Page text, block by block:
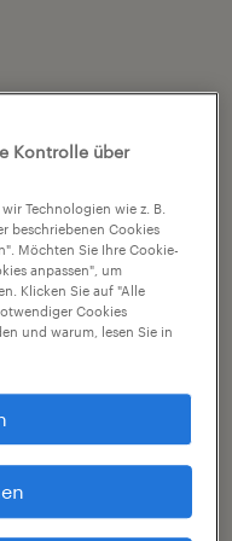
Kontrolle über
Technologien wie z. B.
beschriebenen Cookies
Möchten Sie Ihre Cookie-
anpassen", um
Klicken Sie auf "Alle
Cookies
und warum, lesen Sie in